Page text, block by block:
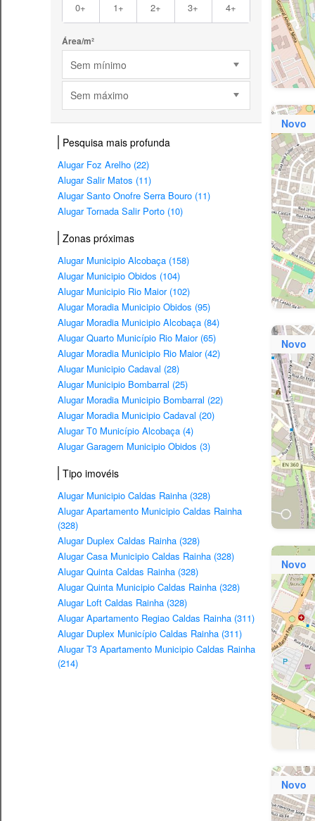
0+ 1+ 2+ 3+ 4+
Área/m²
Sem mínimo
Sem máximo
Pesquisa mais profunda
Alugar Foz Arelho (22)
Alugar Salir Matos (11)
Alugar Santo Onofre Serra Bouro (11)
Alugar Tornada Salir Porto (10)
Zonas próximas
Alugar Municipio Alcobaça (158)
Alugar Municipio Obidos (104)
Alugar Municipio Rio Maior (102)
Alugar Moradia Municipio Obidos (95)
Alugar Moradia Municipio Alcobaça (84)
Alugar Quarto Município Rio Maior (65)
Alugar Moradia Municipio Rio Maior (42)
Alugar Municipio Cadaval (28)
Alugar Municipio Bombarral (25)
Alugar Moradia Municipio Bombarral (22)
Alugar Moradia Municipio Cadaval (20)
Alugar T0 Município Alcobaça (4)
Alugar Garagem Municipio Obidos (3)
Tipo imovéis
Alugar Municipio Caldas Rainha (328)
Alugar Apartamento Municipio Caldas Rainha
(328)
Alugar Duplex Caldas Rainha (328)
Alugar Casa Municipio Caldas Rainha (328)
Alugar Quinta Caldas Rainha (328)
Alugar Quinta Municipio Caldas Rainha (328)
Alugar Loft Caldas Rainha (328)
Alugar Apartamento Regiao Caldas Rainha (311)
Alugar Duplex Município Caldas Rainha (311)
Alugar T3 Apartamento Municipio Caldas Rainha
(214)
Novo
Novo
Novo
Novo